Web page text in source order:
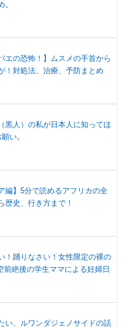
。
エの恐怖！】ムスメの手首から
！対処法、治療、予防まとめ
黒人）の私が日本人に知ってほ
い。
編】5分で読めるアフリカの全
歴史、行き方まで！
！踊りなさい！女性限定の裸の
前絶後の学生ママによる妊婦日
い、ルワンダジェノサイドの話